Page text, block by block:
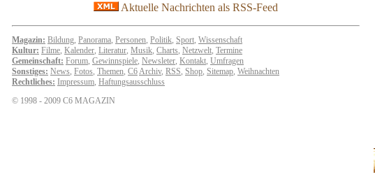
Aktuelle Nachrichten als RSS-Feed
Magazin: Bildung, Panorama, Personen, Politik, Sport, Wissenschaft
Kultur: Filme, Kalender, Literatur, Musik, Charts, Netzwelt, Termine
Gemeinschaft: Forum, Gewinnspiele, Newsleter, Kontakt, Umfragen
Sonstiges: News, Fotos, Themen, C6Archiv, RSS, Shop, Sitemap, Weihnachten
Rechtliches: Impressum, Haftungsausschluss
© 1998 - 2009 C6 MAGAZIN